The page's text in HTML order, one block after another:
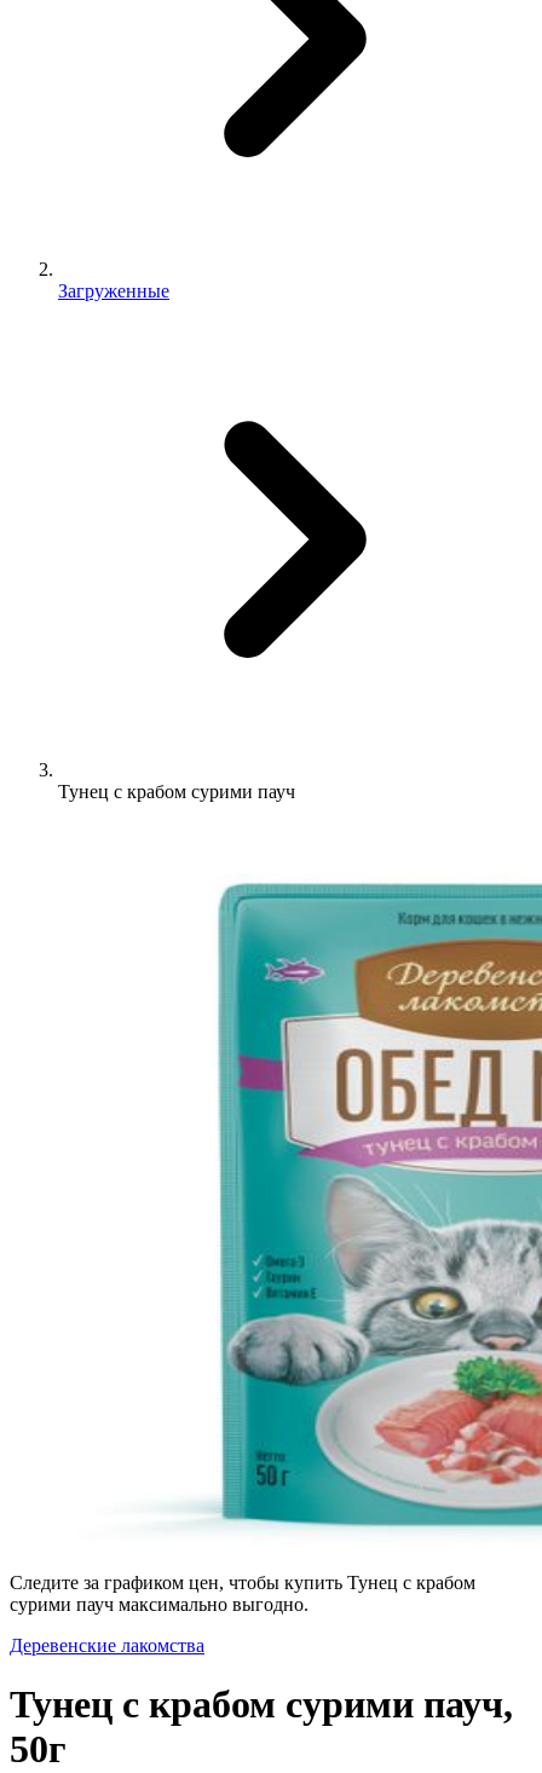
Загруженные
Тунец с крабом сурими пауч
Следите за графиком цен, чтобы купить Тунец с крабом
сурими пауч максимально выгодно.
Деревенские лакомства
Тунец с крабом сурими пауч,
50г